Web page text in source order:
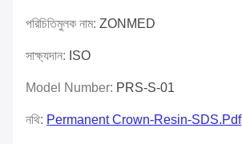
পরিচিতিমুলক নাম: ZONMED
সাক্ষ্যদান: ISO
Model Number: PRS-S-01
নথি: Permanent Crown-Resin-SDS.pdf